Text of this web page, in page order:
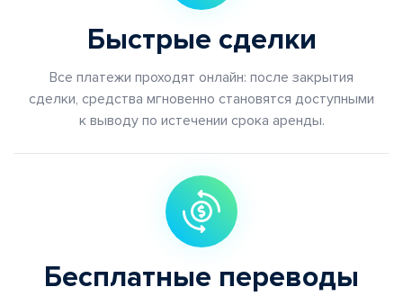
Быстрые сделки
Все платежи проходят онлайн: после закрытия
сделки, средства мгновенно становятся доступными
к выводу по истечении срока аренды.
Бесплатные переводы